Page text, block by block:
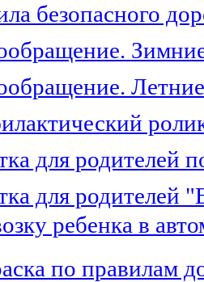
безопасного
для родителей
для родителей
ребенка в
по правилам